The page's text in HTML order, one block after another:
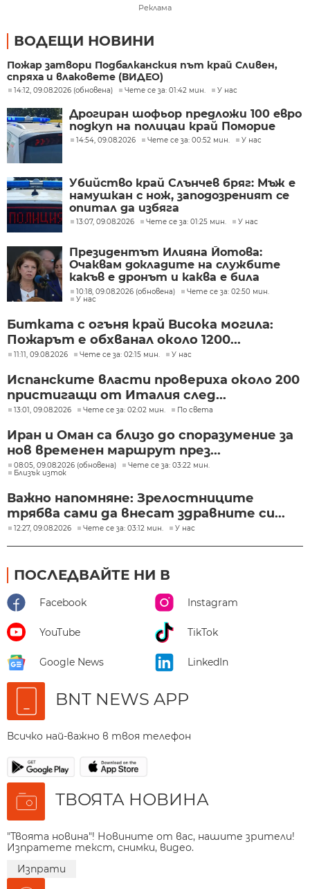
Реклама
ВОДЕЩИ НОВИНИ
Пожар затвори Подбалканския път край Сливен,
спряха и влаковете (ВИДЕО)
14:12, 09.08.2026 (обновена) Чете се за: 01:42 мин. У нас
Дрогиран шофьор предложи 100 евро
подкуп на полицаи край Поморие
14:54, 09.08.2026 Чете се за: 00:52 мин. У нас
Убийство край Слънчев бряг: Мъж е
намушкан с нож, заподозреният се
опитал да избяга
13:07, 09.08.2026 Чете се за: 01:25 мин. У нас
Президентът Илияна Йотова:
Очаквам докладите на службите
какъв е дронът и каква е била
неговата роля
10:18, 09.08.2026 (обновена)
Чете се за: 02:50 мин.
У нас
Битката с огъня край Висока могила:
Пожарът е обхванал около 1200...
11:11, 09.08.2026 Чете се за: 02:15 мин. У нас
Испанските власти провериха около 200
пристигащи от Италия след...
13:01, 09.08.2026 Чете се за: 02:02 мин. По света
Иран и Оман са близо до споразумение за
нов временен маршрут през...
08:05, 09.08.2026 (обновена)
Чете се за: 03:22 мин.
Близък изток
Важно напомняне: Зрелостниците
трябва сами да внесат здравните си...
12:27, 09.08.2026 Чете се за: 03:12 мин. У нас
ПОСЛЕДВАЙТЕ НИ В
Facebook Instagram
YouTube TikTok
Google News LinkedIn
BNT NEWS APP
Всичко най-важно в твоя телефон
ТВОЯТА НОВИНА
"Твоята новина"! Новините от вас, нашите зрители!
Изпратете текст, снимки, видео.
Изпрати